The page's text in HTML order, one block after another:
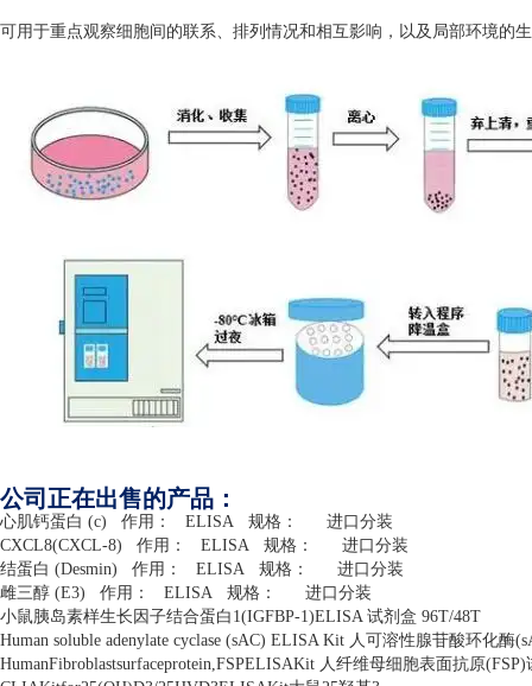
可用于重点观察细胞间的联系、排列情况和相互影响，以及局部环境的
公司正在出售的产品：
心肌钙蛋白 (c) 作用： ELISA 规格：
进口分装
CXCL8(CXCL-8)
作用： ELISA 规格：
进口分装
结蛋白 (Desmin) 作用： ELISA 规格：
进口分装
雌三醇 (E3) 作用： ELISA 规格：
进口分装
小鼠胰岛素样生长因子结合蛋白 1(IGFBP-1)ELISA 试剂盒 96T/48T
Human soluble adenylate cyclase (sAC) ELISA Kit 人可溶性腺苷酸环化酶
HumanFibroblastsurfaceprotein,FSPELISAKit 人纤维母细胞表面抗原(FSP)